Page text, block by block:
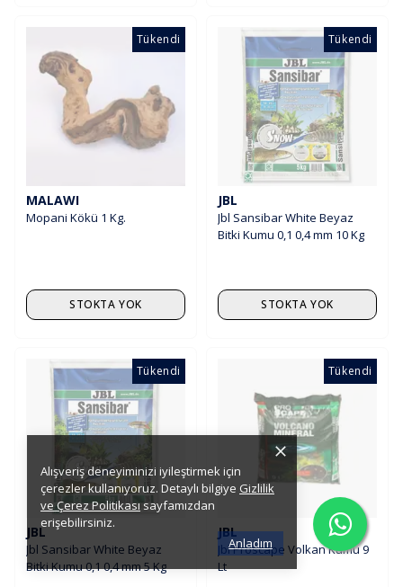
Alışveriş deneyiminizi iyileştirmek için
çerezler kullanıyoruz. Detaylı bilgiye Gizlilik
ve Çerez Politikasısayfamızdan
erişebilirsiniz.
Anladım
Tükendi
MALAWI
Mopani Kökü 1 Kg.
STOKTA YOK
Tükendi
JBL
Jbl Sansibar White Beyaz
Bitki Kumu 0,1 0,4 mm 10 Kg
STOKTA YOK
Tükendi
JBL
Jbl Sansibar White Beyaz
Bitki Kumu 0,1 0,4 mm 5 Kg
Tükendi
JBL
Jbl Proscape Volkan Kumu 9
Lt